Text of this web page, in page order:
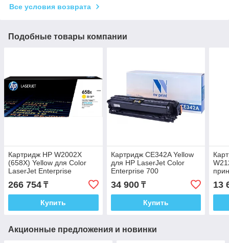
Все условия возврата
Подобные товары компании
Картридж HP W2002X
(658X) Yellow для Color
LaserJet Enterprise
266 754 ₸
Купить
Картридж CE342A Yellow
для HP LaserJet Color
Enterprise 700
M775dn/M775f/M775z
совместимый
34 900₸
Купить
13
Акционные предложения и новинки